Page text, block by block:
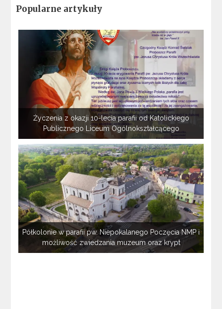
Popularne artykuły
Życzenia z okazji 10-lecia parafii od Katolickiego
Publicznego Liceum Ogólnokształcącego
Półkolonie w parafii pw. Niepokalanego Poczęcia NMP i
możliwość zwiedzania muzeum oraz krypt